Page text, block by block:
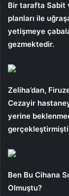
Bir tarafta Sabit
planları ile
yetişmeye
gezmektedir.
Zeliha’dan,
Cezayir
yerine
Ben Bu Cihana
Olmuştu?